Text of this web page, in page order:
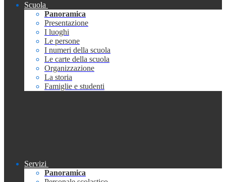
Scuola
Panoramica
Presentazione
I luoghi
Le persone
I numeri della scuola
Le carte della scuola
Organizzazione
La storia
Famiglie e studenti
Servizi
Panoramica